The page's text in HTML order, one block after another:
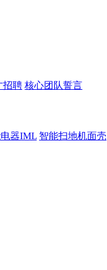
招聘 核心团队誓言
器IML 智能扫地机面壳